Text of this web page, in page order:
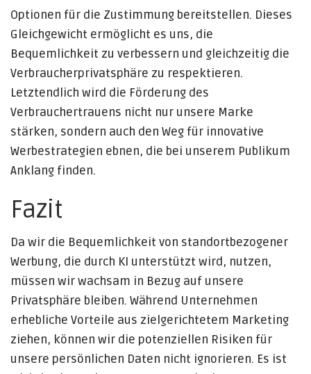
Optionen für die Zustimmung bereitstellen. Dieses
Gleichgewicht ermöglicht es uns, die
Bequemlichkeit zu verbessern und gleichzeitig die
Verbraucherprivatsphäre zu respektieren.
Letztendlich wird die Förderung des
Verbrauchertrauens nicht nur unsere Marke
stärken, sondern auch den Weg für innovative
Werbestrategien ebnen, die bei unserem Publikum
Anklang finden.
Fazit
Da wir die Bequemlichkeit von standortbezogener
Werbung, die durch KI unterstützt wird, nutzen,
müssen wir wachsam in Bezug auf unsere
Privatsphäre bleiben. Während Unternehmen
erhebliche Vorteile aus zielgerichtetem Marketing
ziehen, können wir die potenziellen Risiken für
unsere persönlichen Daten nicht ignorieren. Es ist